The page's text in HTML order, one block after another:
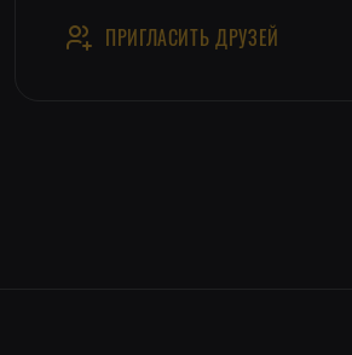
ПРИГЛАСИТЬ ДРУЗЕЙ